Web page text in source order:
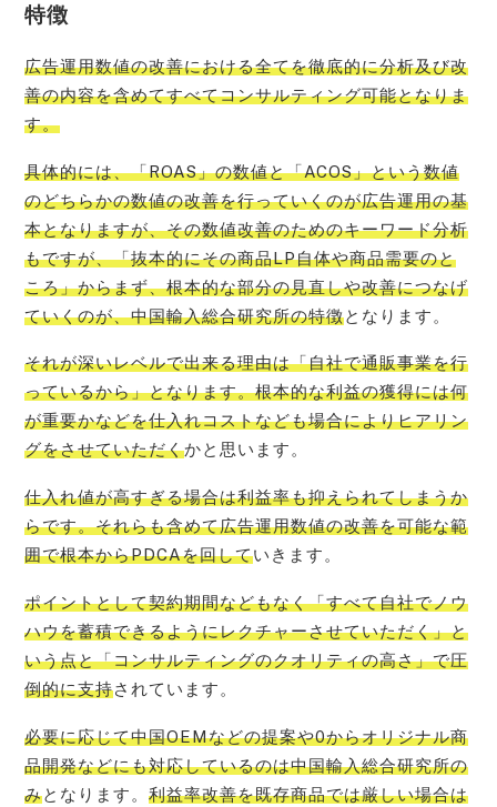
特徴
広告運用数値の改善における全てを徹底的に分析及び改
善の内容を含めてすべてコンサルティング可能となりま
す。
具体的には、「ROAS」の数値と「ACOS」という数値
のどちらかの数値の改善を行っていくのが広告運用の基
本となりますが、その数値改善のためのキーワード分析
もですが、「抜本的にその商品LP自体や商品需要のと
ころ」からまず、根本的な部分の見直しや改善につなげ
ていくのが、中国輸入総合研究所の特徴となります。
それが深いレベルで出来る理由は「自社で通販事業を行
っているから」となります。根本的な利益の獲得には何
が重要かなどを仕入れコストなども場合によりヒアリン
グをさせていただくかと思います。
仕入れ値が高すぎる場合は利益率も抑えられてしまうか
らです。それらも含めて広告運用数値の改善を可能な範
囲で根本からPDCAを回していきます。
ポイントとして契約期間などもなく「すべて自社でノウ
ハウを蓄積できるようにレクチャーさせていただく」と
いう点と「コンサルティングのクオリティの高さ」で圧
倒的に支持されています。
必要に応じて中国OEMなどの提案や0からオリジナル商
品開発などにも対応しているのは中国輸入総合研究所の
みとなります。利益率改善を既存商品では厳しい場合は